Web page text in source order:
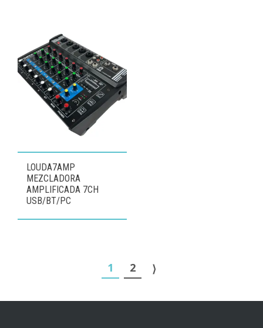
LOUDA7AMP
MEZCLADORA
AMPLIFICADA 7CH
USB/BT/PC
1 2 ⟩